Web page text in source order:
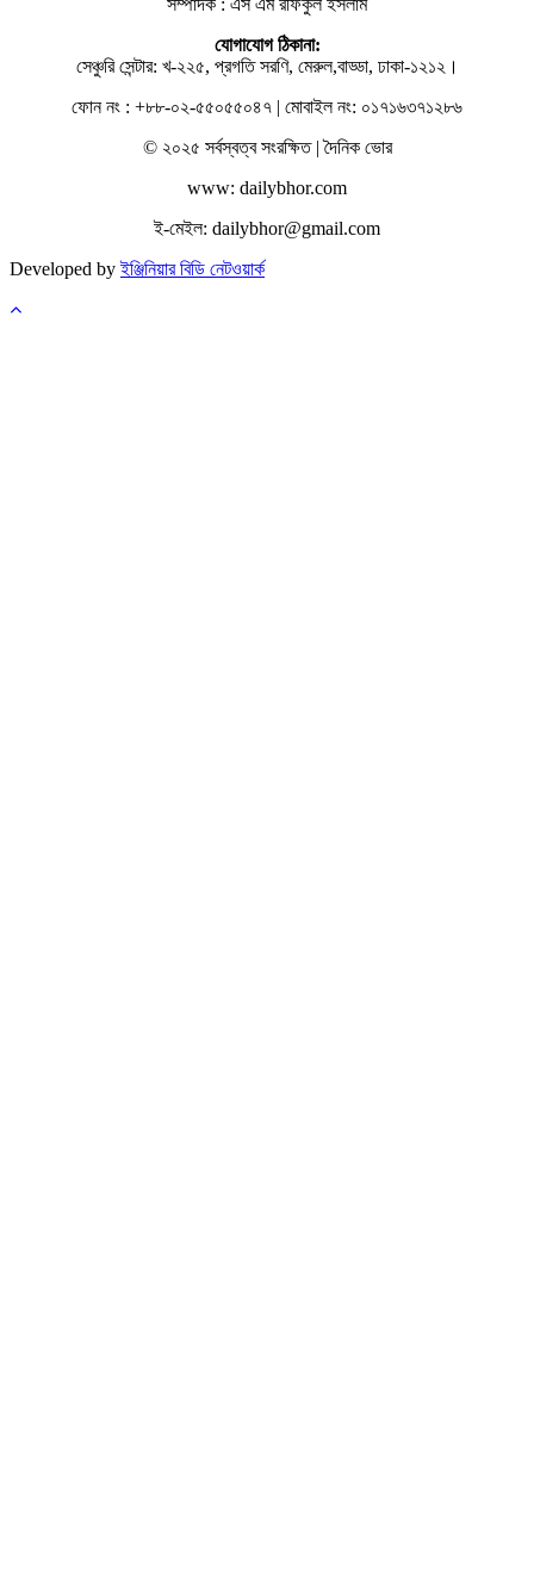
সম্পাদক : এস এম রফিকুল ইসলাম
যোগাযোগ ঠিকানা:
সেঞ্চুরি সেন্টার: খ-২২৫, প্রগতি সরণি, মেরুল,বাড্ডা, ঢাকা-১২১২।
ফোন নং : +৮৮-০২-৫৫০৫৫০৪৭ | মোবাইল নং: ০১৭১৬৩৭১২৮৬
© ২০২৫ সর্বস্বত্ব সংরক্ষিত | দৈনিক ভোর
www: dailybhor.com
ই-মেইল: dailybhor@gmail.com
Developed byইঞ্জিনিয়ার বিডি নেটওয়ার্ক